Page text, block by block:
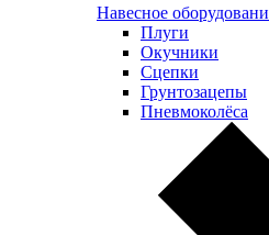
Навесное
Плуги
Окучники
Сцепки
Грунтозацепы
Пневмоколёса